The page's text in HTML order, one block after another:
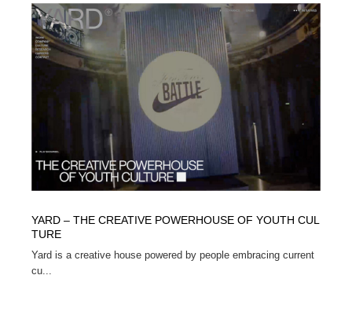
YARD – THE CREATIVE POWERHOUSE OF YOUTH CUL
TURE
Yard is a creative house powered by people embracing current
cu...